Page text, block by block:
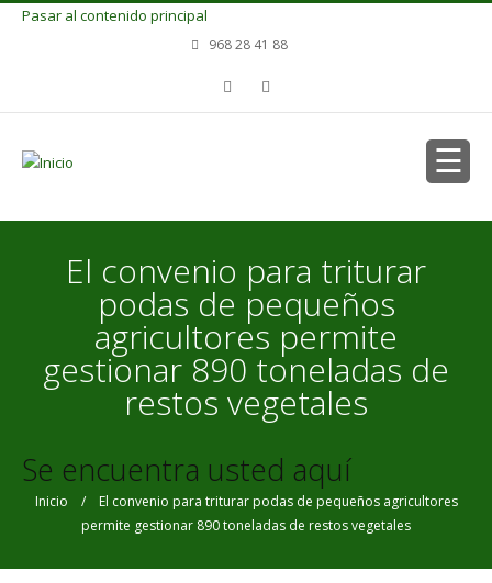
Pasar al contenido principal
968 28 41 88
El convenio para triturar
podas de pequeños
agricultores permite
gestionar 890 toneladas de
restos vegetales
Se encuentra usted aquí
Inicio / El convenio para triturar podas de pequeños agricultores
permite gestionar 890 toneladas de restos vegetales